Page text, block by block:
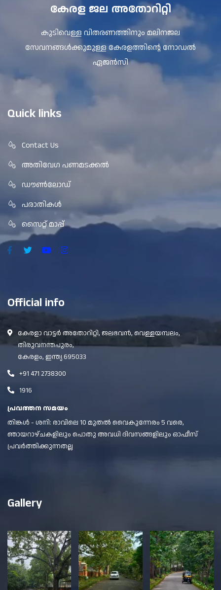
കേരള ജല അതോറിറ്റി
കുടിവെള്ള വിതരണത്തിനും മലിനജല
സേവനങ്ങൾക്കുമുള്ള കേരളത്തിന്റെ നോഡൽ
ഏജൻസി
Quick links
Contact Us
അതിവേഗ പണമടക്കൽ
ഡൗൺലോഡ്
പരാതികൾ
സൈറ്റ് മാപ്പ്
Official info
കേരളാ വാട്ടർ അതോറിറ്റി, ജലഭവൻ, വെള്ളയമ്പലം,
തിരുവനന്തപുരം,
കേരളം, ഇന്ത്യ 695033
+91 471 2738300
1916
പ്രവത്തന സമയം
തിങ്കൾ - ശനി: രാവിലെ 10 മുതൽ വൈകുന്നേരം 5 വരെ,
ഞായറാഴ്ചകളിലും പൊതു അവധി ദിവസങ്ങളിലും ഓഫീസ്
പ്രവർത്തിക്കുന്നതല്ല
Gallery